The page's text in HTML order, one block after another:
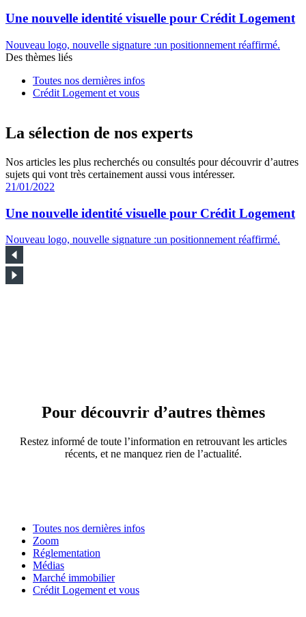
Une nouvelle identité visuelle pour Crédit Logement
Nouveau logo, nouvelle signature :un positionnement réaffirmé.
Des thèmes liés
Toutes nos dernières infos
Crédit Logement et vous
La sélection de nos experts
Nos articles les plus recherchés ou consultés pour découvrir d’autres
sujets qui vont très certainement aussi vous intéresser.
21/01/2022
Une nouvelle identité visuelle pour Crédit Logement
Nouveau logo, nouvelle signature :un positionnement réaffirmé.
Pour découvrir d’autres thèmes
Restez informé de toute l’information en retrouvant les articles
récents, et ne manquez rien de l’actualité.
Toutes nos dernières infos
Zoom
Réglementation
Médias
Marché immobilier
Crédit Logement et vous